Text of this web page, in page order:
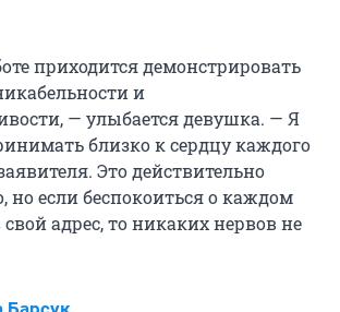
приходится демонстрировать
и
— улыбается девушка. — Я
близко к сердцу каждого
Это действительно
но если беспокоиться о каждом
адрес, то никаких нервов не